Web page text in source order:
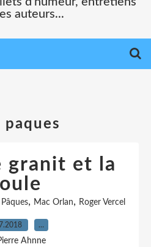
auteurs...
paques
granit et la
, Mac Orlan, Roger Vercel
…
Ahnne